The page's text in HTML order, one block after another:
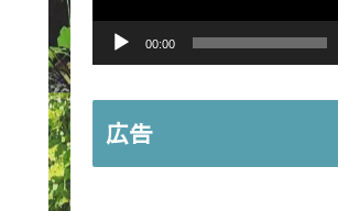
00:00
広告